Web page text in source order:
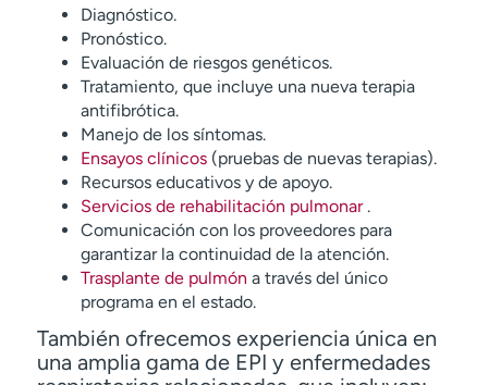
Diagnóstico.
Pronóstico.
Evaluación de riesgos genéticos.
Tratamiento, que incluye una nueva terapia
antifibrótica.
Manejo de los síntomas.
Ensayos clínicos(pruebas de nuevas terapias).
Recursos educativos y de apoyo.
Servicios de rehabilitación pulmonar.
Comunicación con los proveedores para
garantizar la continuidad de la atención.
Trasplante de pulmón a través del único
programa en el estado.
También ofrecemos experiencia única en
una amplia gama de EPI y enfermedades